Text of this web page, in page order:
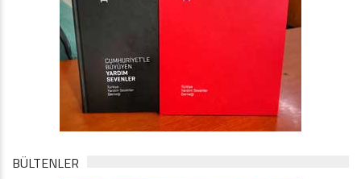
BÜLTENLER